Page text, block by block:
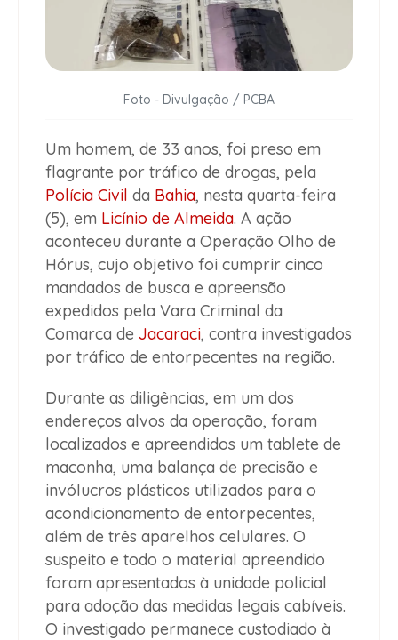
Foto - Divulgação / PCBA
Um homem, de 33 anos, foi preso em
flagrante por tráfico de drogas, pela
Polícia Civil da Bahia, nesta quarta-feira
(5), em Licínio de Almeida. A ação
aconteceu durante a Operação Olho de
Hórus, cujo objetivo foi cumprir cinco
mandados de busca e apreensão
expedidos pela Vara Criminal da
Comarca de Jacaraci, contra investigados
por tráfico de entorpecentes na região.
Durante as diligências, em um dos
endereços alvos da operação, foram
localizados e apreendidos um tablete de
maconha, uma balança de precisão e
invólucros plásticos utilizados para o
acondicionamento de entorpecentes,
além de três aparelhos celulares. O
suspeito e todo o material apreendido
foram apresentados à unidade policial
para adoção das medidas legais cabíveis.
O investigado permanece custodiado à